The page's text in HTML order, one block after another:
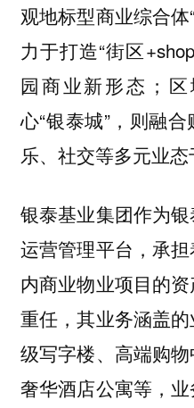
观地标型商业综合体
力于打造“街区
园商业新形态；
心“银泰城”，则融
乐、社交等多元业态
银泰基业集团作为
运营管理平台，承
内商业物业项目的
重任，其业务涵盖
级写字楼、高端购物
奢华酒店公寓等，业